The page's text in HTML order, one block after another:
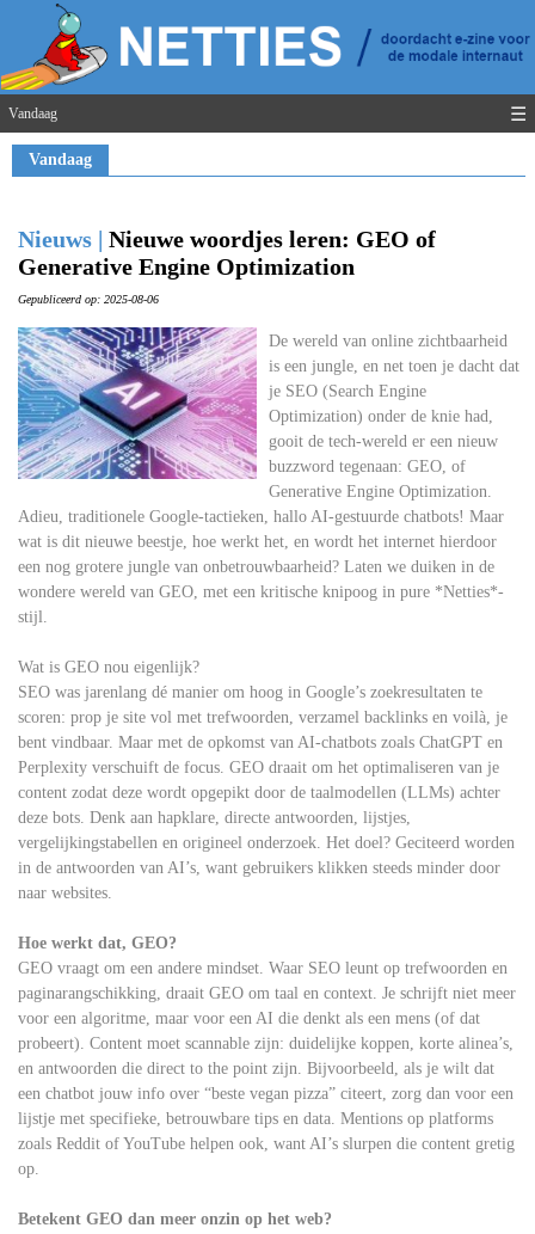
Vandaag ☰
Vandaag
Nieuws | Nieuwe woordjes leren: GEO of
Generative Engine Optimization
Gepubliceerd op: 2025-08-06
De wereld van online zichtbaarheid
is een jungle, en net toen je dacht dat
je SEO (Search Engine
Optimization) onder de knie had,
gooit de tech-wereld er een nieuw
buzzword tegenaan: GEO, of
Generative Engine Optimization.
Adieu, traditionele Google-tactieken, hallo AI-gestuurde chatbots! Maar
wat is dit nieuwe beestje, hoe werkt het, en wordt het internet hierdoor
een nog grotere jungle van onbetrouwbaarheid? Laten we duiken in de
wondere wereld van GEO, met een kritische knipoog in pure *Netties*-
stijl.
Wat is GEO nou eigenlijk?
SEO was jarenlang dé manier om hoog in Google’s zoekresultaten te
scoren: prop je site vol met trefwoorden, verzamel backlinks en voilà, je
bent vindbaar. Maar met de opkomst van AI-chatbots zoals ChatGPT en
Perplexity verschuift de focus. GEO draait om het optimaliseren van je
content zodat deze wordt opgepikt door de taalmodellen (LLMs) achter
deze bots. Denk aan hapklare, directe antwoorden, lijstjes,
vergelijkingstabellen en origineel onderzoek. Het doel? Geciteerd worden
in de antwoorden van AI’s, want gebruikers klikken steeds minder door
naar websites.
Hoe werkt dat, GEO?
GEO vraagt om een andere mindset. Waar SEO leunt op trefwoorden en
paginarangschikking, draait GEO om taal en context. Je schrijft niet meer
voor een algoritme, maar voor een AI die denkt als een mens (of dat
probeert). Content moet scannable zijn: duidelijke koppen, korte alinea’s,
en antwoorden die direct to the point zijn. Bijvoorbeeld, als je wilt dat
een chatbot jouw info over “beste vegan pizza” citeert, zorg dan voor een
lijstje met specifieke, betrouwbare tips en data. Mentions op platforms
zoals Reddit of YouTube helpen ook, want AI’s slurpen die content gretig
op.
Betekent GEO dan meer onzin op het web?